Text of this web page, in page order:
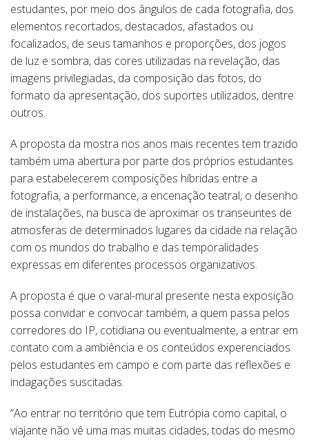
estudantes, por meio dos ângulos de cada fotografia, dos
elementos recortados, destacados, afastados ou
focalizados, de seus tamanhos e proporções, dos jogos
de luz e sombra, das cores utilizadas na revelação, das
imagens privilegiadas, da composição das fotos, do
formato da apresentação, dos suportes utilizados, dentre
outros.
A proposta da mostra nos anos mais recentes tem trazido
também uma abertura por parte dos próprios estudantes
para estabelecerem composições híbridas entre a
fotografia, a performance, a encenação teatral, o desenho
de instalações, na busca de aproximar os transeuntes de
atmosferas de determinados lugares da cidade na relação
com os mundos do trabalho e das temporalidades
expressas em diferentes processos organizativos.
A proposta é que o varal-mural presente nesta exposição
possa convidar e convocar também, a quem passa pelos
corredores do IP, cotidiana ou eventualmente, a entrar em
contato com a ambiência e os conteúdos experenciados
pelos estudantes em campo e com parte das reflexões e
indagações suscitadas.
“Ao entrar no território que tem Eutrópia como capital, o
viajante não vê uma mas muitas cidades, todas do mesmo